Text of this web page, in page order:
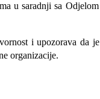
u saradnji sa
i upozorava da
organizacije.